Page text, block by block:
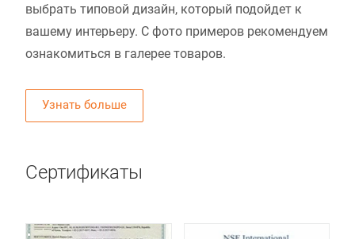
выбрать типовой дизайн, который подойдет к
вашему интерьеру. С фото примеров рекомендуем
ознакомиться в галерее товаров.
Узнать больше
Сертификаты